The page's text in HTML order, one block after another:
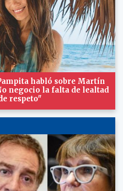
habló sobre Martín
negocio la falta de lealtad
respeto"